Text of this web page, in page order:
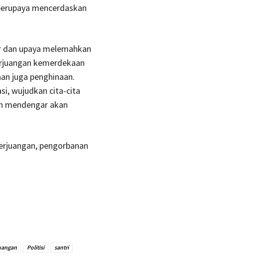
mencerdaskan
upaya melemahkan
kemerdekaan
juga penghinaan.
wujudkan cita-cita
mendengar akan
pengorbanan
Politisi
santri